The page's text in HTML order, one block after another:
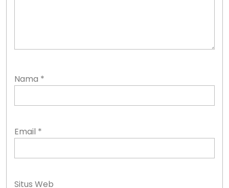
Nama *
Email *
Situs Web